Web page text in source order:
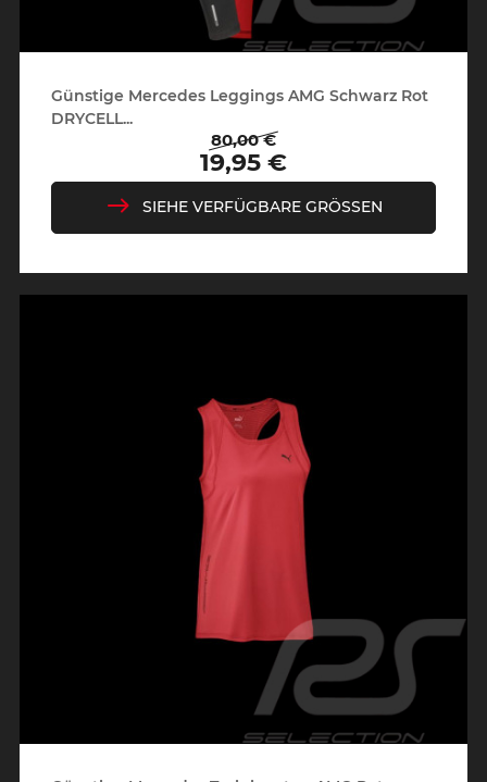
Günstige Mercedes Leggings AMG Schwarz Rot
DRYCELL...
Regulärer
Preis
80,00 €
Preis
19,95 €
SIEHE VERFÜGBARE GRÖSSEN